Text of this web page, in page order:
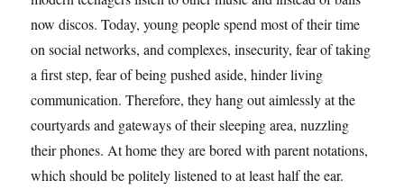
now discos. Today, young people spend most of their time
on social networks, and complexes, insecurity, fear of taking
a first step, fear of being pushed aside, hinder living
communication. Therefore, they hang out aimlessly at the
courtyards and gateways of their sleeping area, nuzzling
their phones. At home they are bored with parent notations,
which should be politely listened to at least half the ear.